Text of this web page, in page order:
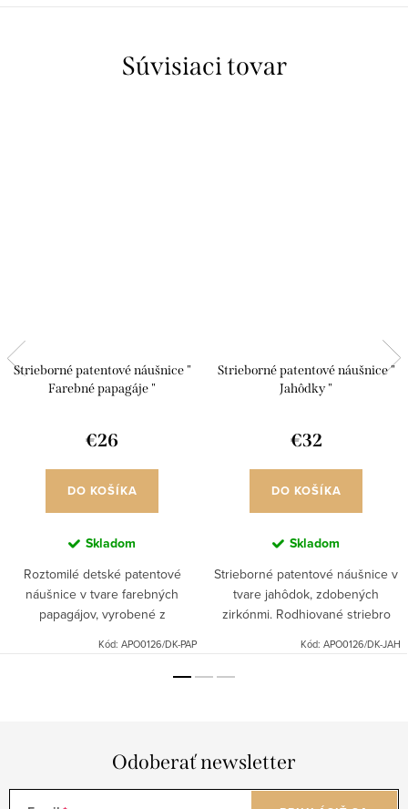
Súvisiaci tovar
Strieborné patentové náušnice "
Farebné papagáje "
€26
DO KOŠÍKA
Skladom
Roztomilé detské patentové
náušnice v tvare farebných
papagájov, vyrobené z
Kód: APO0126/DK-PAP
Strieborné patentové náušnice "
Jahôdky "
€32
DO KOŠÍKA
Skladom
Strieborné patentové náušnice v
tvare jahôdok, zdobených
zirkónmi. Rodhiované striebro
Kód: APO0126/DK-JAH
Odoberať newsletter